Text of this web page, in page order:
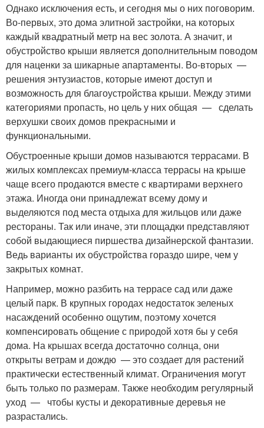
Однако исключения есть, и сегодня мы о них поговорим.
Во-первых, это дома элитной застройки, на которых
каждый квадратный метр на вес золота. А значит, и
обустройство крыши является дополнительным поводом
для наценки за шикарные апартаменты. Во-вторых —
решения энтузиастов, которые имеют доступ и
возможность для благоустройства крыши. Между этими
категориями пропасть, но цель у них общая — сделать
верхушки своих домов прекрасными и
функциональными.
Обустроенные крыши домов называются террасами. В
жилых комплексах премиум-класса террасы на крыше
чаще всего продаются вместе с квартирами верхнего
этажа. Иногда они принадлежат всему дому и
выделяются под места отдыха для жильцов или даже
рестораны. Так или иначе, эти площадки представляют
собой выдающиеся пиршества дизайнерской фантазии.
Ведь варианты их обустройства гораздо шире, чем у
закрытых комнат.
Например, можно разбить на террасе сад или даже
целый парк. В крупных городах недостаток зеленых
насаждений особенно ощутим, поэтому хочется
компенсировать общение с природой хотя бы у себя
дома. На крышах всегда достаточно солнца, они
открыты ветрам и дождю — это создает для растений
практически естественный климат. Ограничения могут
быть только по размерам. Также необходим регулярный
уход — чтобы кусты и декоративные деревья не
разрастались.